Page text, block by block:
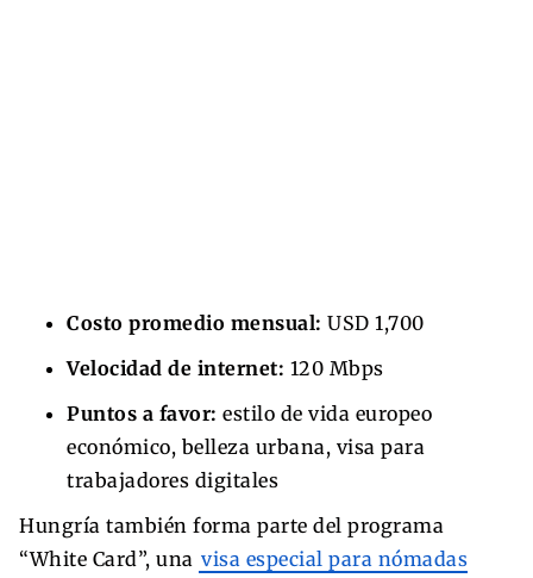
Costo promedio mensual: USD 1,700
Velocidad de internet: 120 Mbps
Puntos a favor: estilo de vida europeo
económico, belleza urbana, visa para
trabajadores digitales
Hungría también forma parte del programa
“White Card”, una visa especial para nómadas